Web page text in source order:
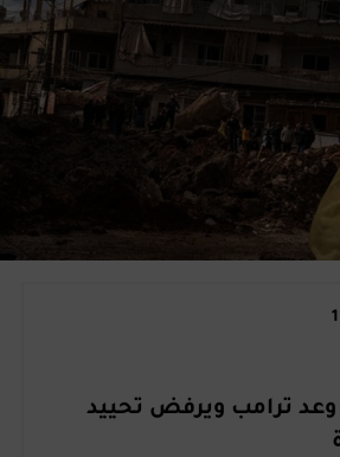
وعد ترامب ويرفض تحييد